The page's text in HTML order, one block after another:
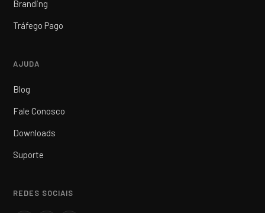
Branding
Tráfego Pago
AJUDA
Blog
Fale Conosco
Downloads
Suporte
REDES SOCIAIS